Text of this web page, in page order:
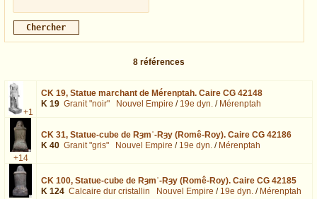
8 références
+1
CK 19, Statue marchant de Mérenptah. Caire CG 42148
K 19 Granit "noir" Nouvel Empire / 19e dyn. / Mérenptah
+14
CK 31, Statue-cube de Rȝmʿ-Rȝy (Romê-Roy). Caire CG 42186
K 40 Granit "gris" Nouvel Empire / 19e dyn. / Mérenptah
CK 100, Statue-cube de Rȝmʿ-Rȝy (Romê-Roy). Caire CG 42185
K 124 Calcaire dur cristallin Nouvel Empire / 19e dyn. / Mérenptah